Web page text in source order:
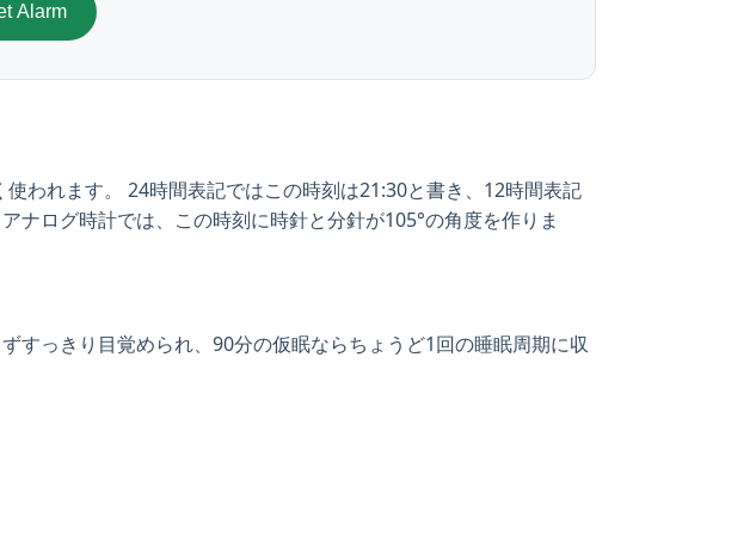
Alarm
われます。 24時間表記ではこの時刻は21:30と書き、12時間表記
ナログ時計では、この時刻に時針と分針が105°の角度を作りま
すっきり目覚められ、90分の仮眠ならちょうど1回の睡眠周期に収